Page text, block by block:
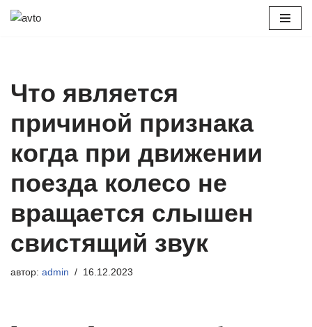
Что является
причиной признака
когда при движении
поезда колесо не
вращается слышен
свистящий звук
автор: admin 16.12.2023